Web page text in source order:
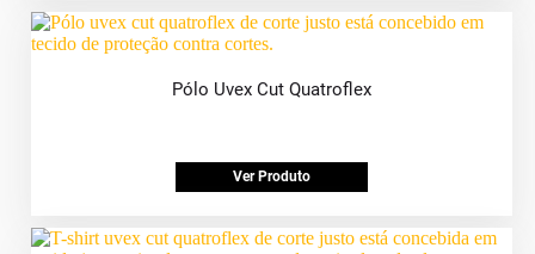
Pólo Uvex Cut Quatroflex
Ver Produto